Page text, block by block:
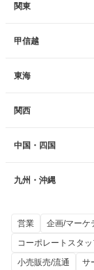
関東
甲信越
東海
関西
中国・四国
九州・沖縄
営業
企画/マーケ
コーポレートスタッ
小売販売/流通
サ